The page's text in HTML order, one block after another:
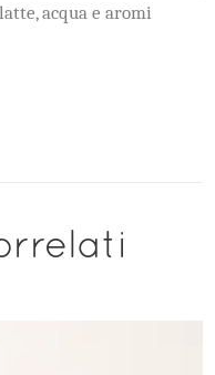
acqua e aromi